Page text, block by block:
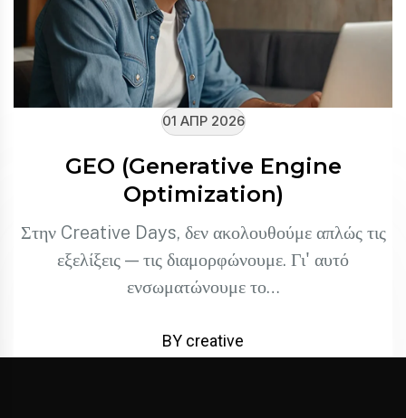
01 ΑΠΡ 2026
GEO (Generative Engine
Optimization)
Στην Creative Days, δεν ακολουθούμε απλώς τις
εξελίξεις — τις διαμορφώνουμε. Γι' αυτό
ενσωματώνουμε το…
BY creative